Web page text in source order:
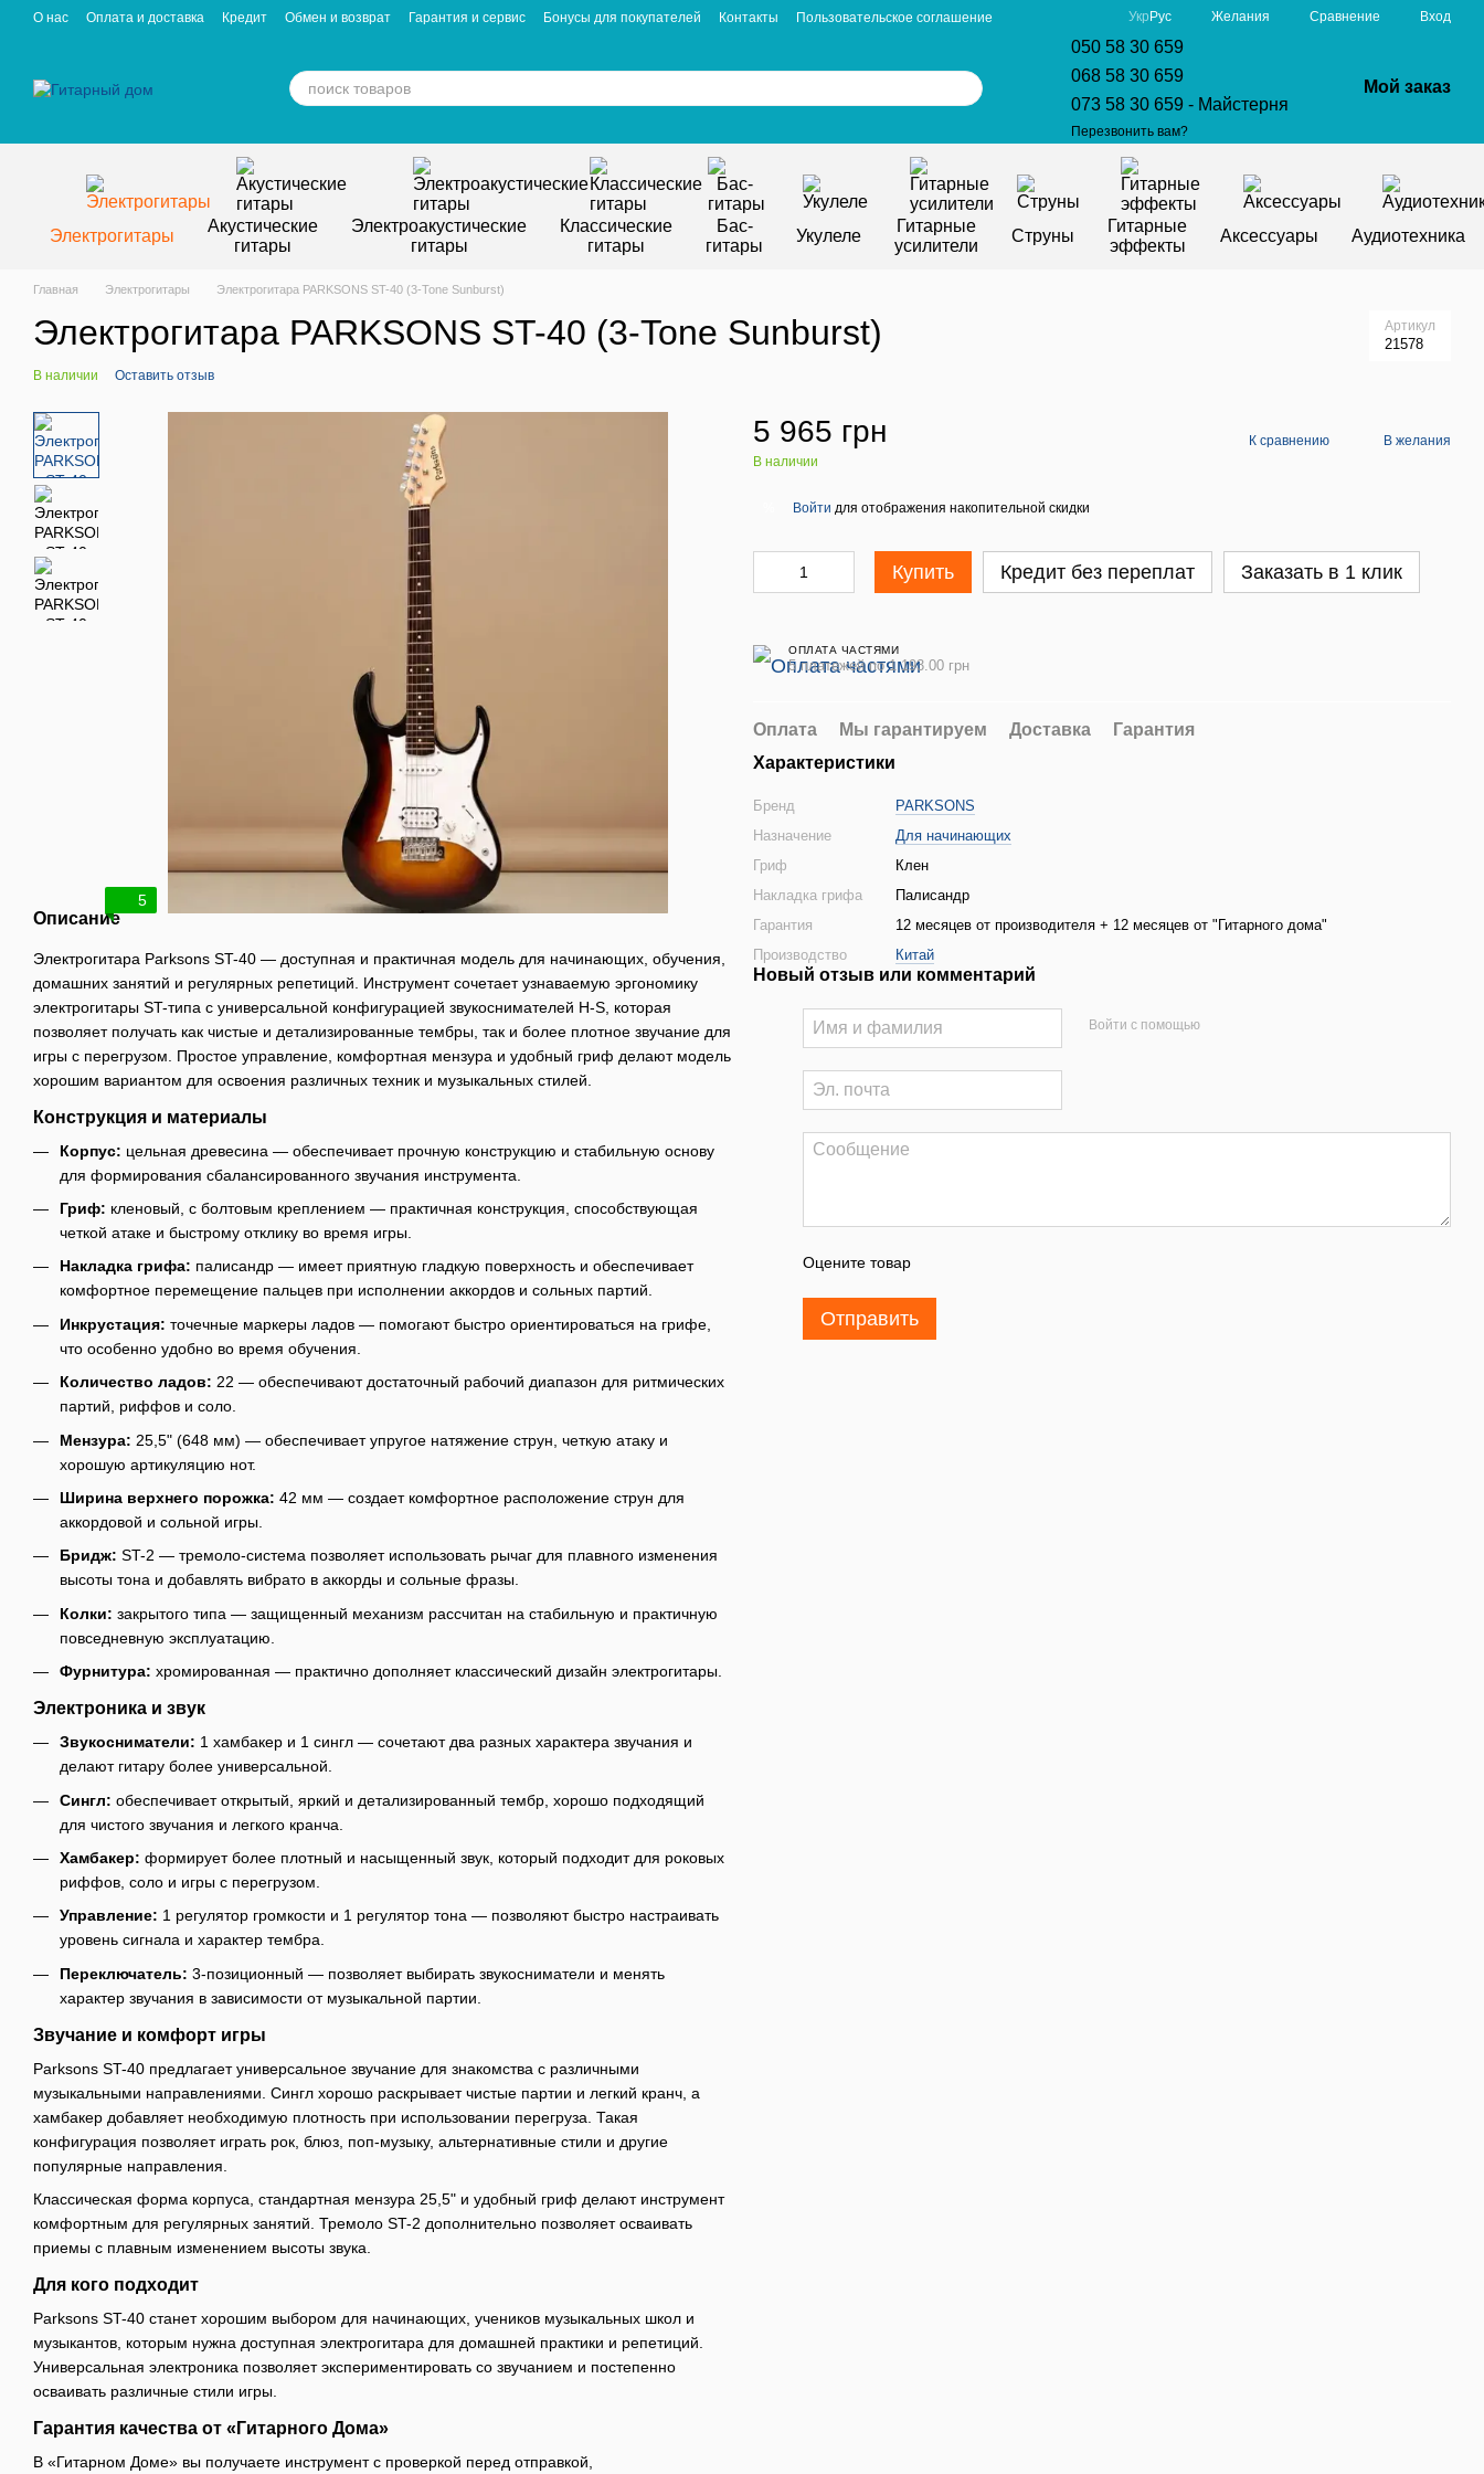
Перейти к основному контенту
О нас Оплата и доставка Кредит Обмен и возврат Гарантия и сервис Бонусы для покупателей Контакты
Пользовательское соглашение
Укр Рус Желания Сравнение Вход
050 58 30 659
068 58 30 659
073 58 30 659 - Майстерня
Перезвонить вам?
Мой заказ
Электрогитары
Акустические
гитары
Электроакустические
гитары
Классические
гитары
Бас-
гитары
Укулеле
Гитарные
усилители
Струны
Гитарные
эффекты
Аксессуары Аудиотехника
Главная Электрогитары Электрогитара PARKSONS ST-40 (3-Tone Sunburst)
Электрогитара PARKSONS ST-40 (3-Tone Sunburst) Артикул
21578
В наличии Оставить отзыв
5
Описание
Электрогитара Parksons ST-40 — доступная и практичная модель для начинающих, обучения,
домашних занятий и регулярных репетиций. Инструмент сочетает узнаваемую эргономику
электрогитары ST-типа с универсальной конфигурацией звукоснимателей H-S, которая
позволяет получать как чистые и детализированные тембры, так и более плотное звучание для
игры с перегрузом. Простое управление, комфортная мензура и удобный гриф делают модель
хорошим вариантом для освоения различных техник и музыкальных стилей.
Конструкция и материалы
Корпус: цельная древесина — обеспечивает прочную конструкцию и стабильную основу
для формирования сбалансированного звучания инструмента.
Гриф: кленовый, с болтовым креплением — практичная конструкция, способствующая
четкой атаке и быстрому отклику во время игры.
Накладка грифа: палисандр — имеет приятную гладкую поверхность и обеспечивает
комфортное перемещение пальцев при исполнении аккордов и сольных партий.
Инкрустация: точечные маркеры ладов — помогают быстро ориентироваться на грифе,
что особенно удобно во время обучения.
Количество ладов: 22 — обеспечивают достаточный рабочий диапазон для ритмических
партий, риффов и соло.
Мензура: 25,5" (648 мм) — обеспечивает упругое натяжение струн, четкую атаку и
хорошую артикуляцию нот.
Ширина верхнего порожка: 42 мм — создает комфортное расположение струн для
аккордовой и сольной игры.
Бридж: ST-2 — тремоло-система позволяет использовать рычаг для плавного изменения
высоты тона и добавлять вибрато в аккорды и сольные фразы.
Колки: закрытого типа — защищенный механизм рассчитан на стабильную и практичную
повседневную эксплуатацию.
Фурнитура: хромированная — практично дополняет классический дизайн электрогитары.
Электроника и звук
Звукосниматели: 1 хамбакер и 1 сингл — сочетают два разных характера звучания и
делают гитару более универсальной.
Сингл: обеспечивает открытый, яркий и детализированный тембр, хорошо подходящий
для чистого звучания и легкого кранча.
Хамбакер: формирует более плотный и насыщенный звук, который подходит для роковых
риффов, соло и игры с перегрузом.
Управление: 1 регулятор громкости и 1 регулятор тона — позволяют быстро настраивать
уровень сигнала и характер тембра.
Переключатель: 3-позиционный — позволяет выбирать звукосниматели и менять
характер звучания в зависимости от музыкальной партии.
Звучание и комфорт игры
Parksons ST-40 предлагает универсальное звучание для знакомства с различными
музыкальными направлениями. Сингл хорошо раскрывает чистые партии и легкий кранч, а
хамбакер добавляет необходимую плотность при использовании перегруза. Такая
конфигурация позволяет играть рок, блюз, поп-музыку, альтернативные стили и другие
популярные направления.
Классическая форма корпуса, стандартная мензура 25,5" и удобный гриф делают инструмент
комфортным для регулярных занятий. Тремоло ST-2 дополнительно позволяет осваивать
приемы с плавным изменением высоты звука.
Для кого подходит
Parksons ST-40 станет хорошим выбором для начинающих, учеников музыкальных школ и
музыкантов, которым нужна доступная электрогитара для домашней практики и репетиций.
Универсальная электроника позволяет экспериментировать со звучанием и постепенно
осваивать различные стили игры.
Гарантия качества от «Гитарного Дома»
В «Гитарном Доме» вы получаете инструмент с проверкой перед отправкой,
5 965 грн
В наличии
К сравнению В желания
Войти для отображения накопительной скидки
Купить Кредит без переплат Заказать в 1 клик
ОПЛАТА ЧАСТЯМИ
5 платежей по 1 193.00 грн
Оплата Мы гарантируем Доставка
Гарантия
Характеристики
Бренд
PARKSONS
Назначение
Для начинающих
Гриф
Клен
Накладка грифа
Палисандр
Гарантия
12 месяцев от производителя + 12 месяцев от "Гитарного дома"
Производство
Китай
Новый отзыв или комментарий
Войти с помощью
Оцените товар
Отправить